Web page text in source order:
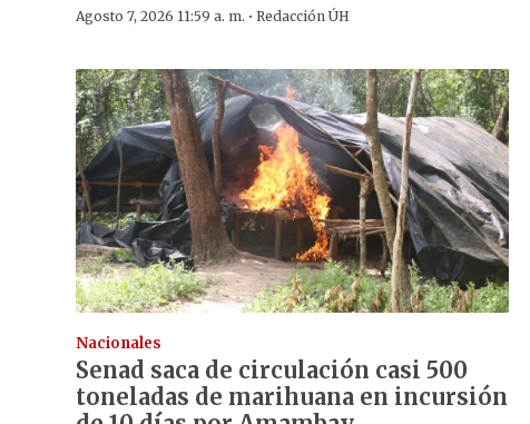
Agosto 7, 2026 11:59 a. m. · Redacción ÚH
Nacionales
Senad saca de circulación casi 500
toneladas de marihuana en incursión